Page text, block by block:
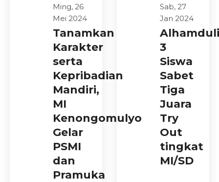
Ming, 26
Mei 2024
Tanamkan
Karakter
serta
Kepribadian
Mandiri,
MI
Kenongomulyo
Gelar
PSMI
dan
Pramuka
Sab, 27
Jan 2024
3
Siswa
Sabet
Tiga
Juara
Try
Out
tingkat
MI/SD